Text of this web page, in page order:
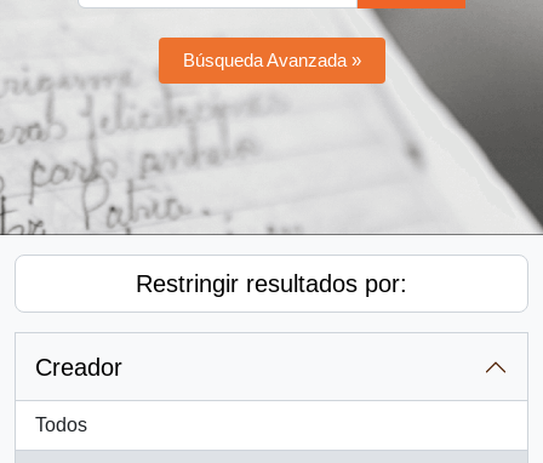
Búsqueda Avanzada »
Restringir resultados por:
Creador
Todos